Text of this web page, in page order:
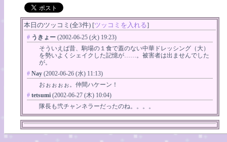
本日のツッコミ(全3件) [ツッコミを入れる]
# うきょー (2002-06-25 (火) 19:23)
そういえば昔、駒場の１食で蓋のない中華ドレッシング（大）
を勢いよくシェイクした記憶が……。被害者は出ませんでした
が。
# Nay (2002-06-26 (水) 11:13)
おぉぉぉぉ。仲間ハケーン！
# tetsumi (2002-06-27 (木) 10:04)
隊長も弐チャンネラーだったのね。。。。